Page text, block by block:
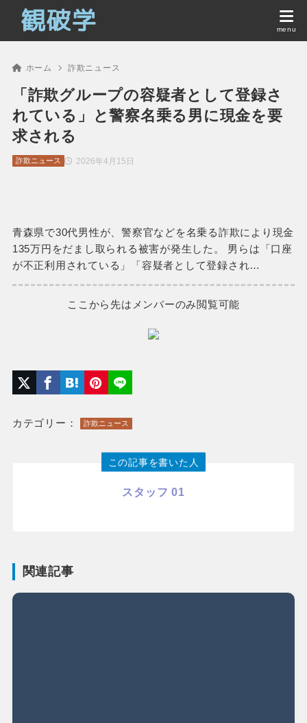
ホーム 詐欺ニュース
「詐欺グループの容疑者として登録さ
れている」と警察名乗る男に現金を要
求される
2026年4月15日
詐欺ニュース
青森県で30代男性が、警察官などを名乗る詐欺により現金
135万円をだまし取られる被害が発生した。 男らは「口座
が不正利用されている」「容疑者として登録され…
ここから先はメンバーのみ閲覧可能
カテゴリー： 詐欺ニュース
この記事を書いた人
スタッフ 01
関連記事